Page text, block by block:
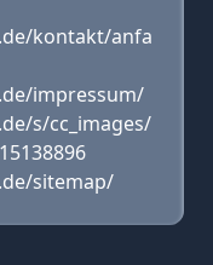
kontakt/anfa
impressum/
s/cc_images/
sitemap/